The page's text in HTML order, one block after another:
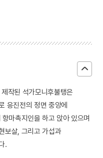
작된 석가모니후불탱은
응진전의 정면 중앙에
마촉지인을 하고 앉아 있으며
보살, 그리고 가섭과
.